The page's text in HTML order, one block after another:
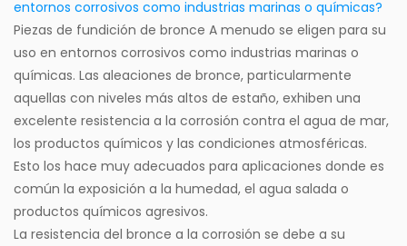
entornos corrosivos como industrias marinas o químicas?
Piezas de fundición de bronce A menudo se eligen para su
uso en entornos corrosivos como industrias marinas o
químicas. Las aleaciones de bronce, particularmente
aquellas con niveles más altos de estaño, exhiben una
excelente resistencia a la corrosión contra el agua de mar,
los productos químicos y las condiciones atmosféricas.
Esto los hace muy adecuados para aplicaciones donde es
común la exposición a la humedad, el agua salada o
productos químicos agresivos.
La resistencia del bronce a la corrosión se debe a su